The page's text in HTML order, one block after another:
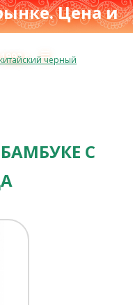
Цена и
г.≡черный
С